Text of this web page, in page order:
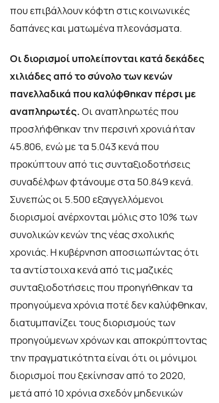
που επιβάλλουν κόφτη στις κοινωνικές
δαπάνες και ματωμένα πλεονάσματα.
Οι διορισμοί υπολείπονται κατά δεκάδες
χιλιάδες από το σύνολο των κενών
πανελλαδικά που καλύφθηκαν πέρσι με
αναπληρωτές. Οι αναπληρωτές που
προσλήφθηκαν την περσινή χρονιά ήταν
45.806, ενώ με τα 5.043 κενά που
προκύπτουν από τις συνταξιοδοτήσεις
συναδέλφων φτάνουμε στα 50.849 κενά.
Συνεπώς οι 5.500 εξαγγελλόμενοι
διορισμοί ανέρχονται μόλις στο 10% των
συνολικών κενών της νέας σχολικής
χρονιάς. Η κυβέρνηση αποσιωπώντας ότι
τα αντίστοιχα κενά από τις μαζικές
συνταξιοδοτήσεις που προηγήθηκαν τα
προηγούμενα χρόνια ποτέ δεν καλύφθηκαν,
διατυμπανίζει τους διορισμούς των
προηγούμενων χρόνων και αποκρύπτοντας
την πραγματικότητα είναι ότι οι μόνιμοι
διορισμοί που ξεκίνησαν από το 2020,
μετά από 10 χρόνια σχεδόν μηδενικών